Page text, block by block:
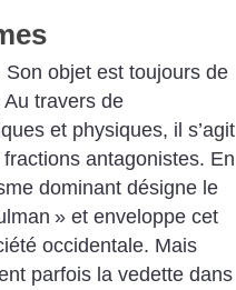
objet est toujours de
travers de
et physiques, il s’agit
antagonistes. En
dominant désigne le
» et enveloppe cet
occidentale. Mais
parfois la vedette dans